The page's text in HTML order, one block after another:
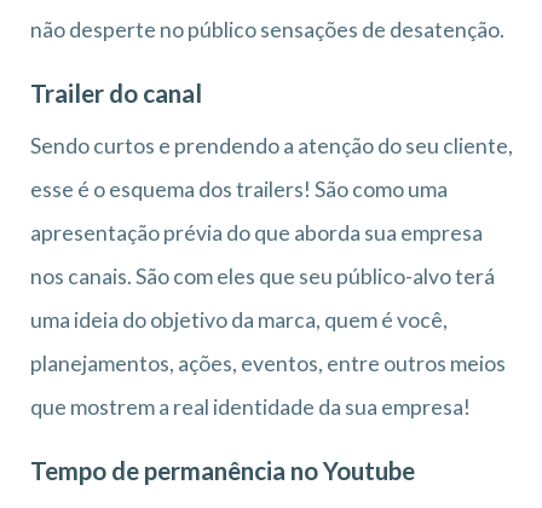
não desperte no público sensações de desatenção.
Trailer do canal
Sendo curtos e prendendo a atenção do seu cliente,
esse é o esquema dos trailers! São como uma
apresentação prévia do que aborda sua empresa
nos canais. São com eles que seu público-alvo terá
uma ideia do objetivo da marca, quem é você,
planejamentos, ações, eventos, entre outros meios
que mostrem a real identidade da sua empresa!
Tempo de permanência no Youtube